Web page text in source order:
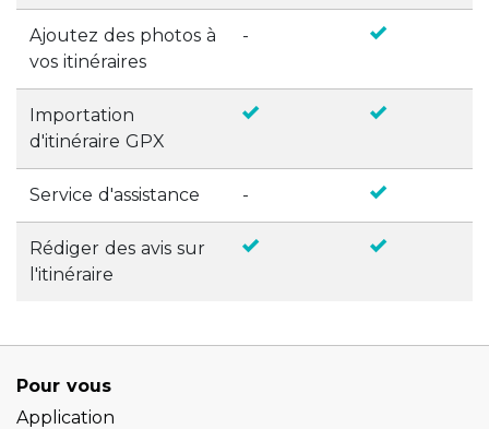
Ajoutez des photos à
vos itinéraires
-
Importation
d'itinéraire GPX
Service d'assistance -
Rédiger des avis sur
l'itinéraire
Pour vous
Application